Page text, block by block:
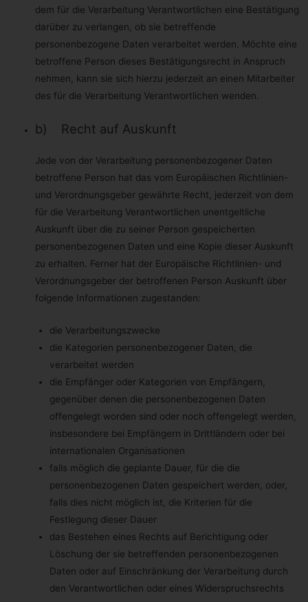
dem für die Verarbeitung Verantwortlichen eine Bestätigung
darüber zu verlangen, ob sie betreffende
personenbezogene Daten verarbeitet werden. Möchte eine
betroffene Person dieses Bestätigungsrecht in Anspruch
nehmen, kann sie sich hierzu jederzeit an einen Mitarbeiter
des für die Verarbeitung Verantwortlichen wenden.
b) Recht auf Auskunft
Jede von der Verarbeitung personenbezogener Daten
betroffene Person hat das vom Europäischen Richtlinien-
und Verordnungsgeber gewährte Recht, jederzeit von dem
für die Verarbeitung Verantwortlichen unentgeltliche
Auskunft über die zu seiner Person gespeicherten
personenbezogenen Daten und eine Kopie dieser Auskunft
zu erhalten. Ferner hat der Europäische Richtlinien- und
Verordnungsgeber der betroffenen Person Auskunft über
folgende Informationen zugestanden:
die Verarbeitungszwecke
die Kategorien personenbezogener Daten, die
verarbeitet werden
die Empfänger oder Kategorien von Empfängern,
gegenüber denen die personenbezogenen Daten
offengelegt worden sind oder noch offengelegt werden,
insbesondere bei Empfängern in Drittländern oder bei
internationalen Organisationen
falls möglich die geplante Dauer, für die die
personenbezogenen Daten gespeichert werden, oder,
falls dies nicht möglich ist, die Kriterien für die
Festlegung dieser Dauer
das Bestehen eines Rechts auf Berichtigung oder
Löschung der sie betreffenden personenbezogenen
Daten oder auf Einschränkung der Verarbeitung durch
den Verantwortlichen oder eines Widerspruchsrechts
zwingende schutzwürdige Gründe für die Verarbeitung
nachweisen, die den Interessen, Rechten und Freiheiten
der betroffenen Person überwiegen, oder die Verarbeitung
dient der Geltendmachung, Ausübung oder Verteidigung
von Rechtsansprüchen.
Verarbeiten wir personenbezogene Daten, um
Direktwerbung zu betreiben, so hat die betroffene Person
das Recht, jederzeit Widerspruch gegen die Verarbeitung
Werbung einzulegen. Dies gilt auch für das Profiling,
soweit es mit solcher Direktwerbung in Verbindung steht.
Verarbeitung für Zwecke der Direktwerbung, so werden wir
die personenbezogenen Daten nicht mehr für diese
Zwecke verarbeiten.
Zudem hat die betroffene Person das Recht, aus
Gründen, die sich aus ihrer besonderen Situation ergeben,
gegen die sie betreffende Verarbeitung
historischen Forschungszwecken oder zu statistischen
Zwecken gemäß Art. 89 Abs. 1 DS-GVO erfolgen,
Widerspruch einzulegen, es sei denn, eine solche
Verarbeitung ist zur Erfüllung einer im öffentlichen
Interesseliegenden Aufgabe erforderlich.
betroffene Person direkt an jeden Mitarbeiter wenden. Der
betroffenen Person steht es ferner frei, im
Zusammenhang mit der Nutzung von Diensten der
Informationsgesellschaft, ungeachtet der Richtlinie
2002/58/EG, ihr Widerspruchsrecht mittels automatisierter
Verfahren auszuüben, bei denen technische
Spezifikationen verwendet werden.
einschließlich Profiling
Jede von der Verarbeitung personenbezogener Daten
betroffene Person hat das vom Europäischen Richtlinien-
ausschließlich auf einer automatisierten Verarbeitung —
einschließlich Profiling — beruhenden Entscheidung
unterworfen zu werden, die ihr gegenüber rechtliche
Wirkung entfaltet oder sie in ähnlicher Weise erheblich
beeinträchtigt, sofern die Entscheidung (1) nicht für den
Abschluss oder die Erfüllung eines Vertrags zwischen der
betroffenen Person und dem Verantwortlichen erforderlich
ist, oder (2) aufgrund von Rechtsvorschriften der Union
oder der Mitgliedstaaten, denen der Verantwortliche
unterliegt, zulässig ist und diese Rechtsvorschriften